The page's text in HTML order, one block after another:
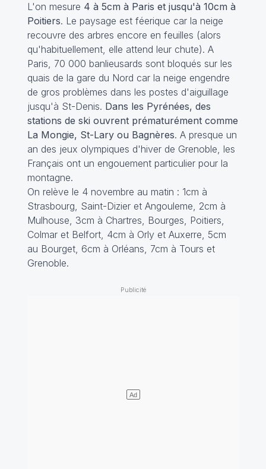
L'on mesure 4 à 5cm à Paris et jusqu'à 10cm à
Poitiers. Le paysage est féerique car la neige
recouvre des arbres encore en feuilles (alors
qu'habituellement, elle attend leur chute). A
Paris, 70 000 banlieusards sont bloqués sur les
quais de la gare du Nord car la neige engendre
de gros problèmes dans les postes d'aiguillage
jusqu'à St-Denis. Dans les Pyrénées, des
stations de ski ouvrent prématurément comme
La Mongie, St-Lary ou Bagnères. A presque un
an des jeux olympiques d'hiver de Grenoble, les
Français ont un engouement particulier pour la
montagne.
On relève le 4 novembre au matin : 1cm à
Strasbourg, Saint-Dizier et Angouleme, 2cm à
Mulhouse, 3cm à Chartres, Bourges, Poitiers,
Colmar et Belfort, 4cm à Orly et Auxerre, 5cm
au Bourget, 6cm à Orléans, 7cm à Tours et
Grenoble.